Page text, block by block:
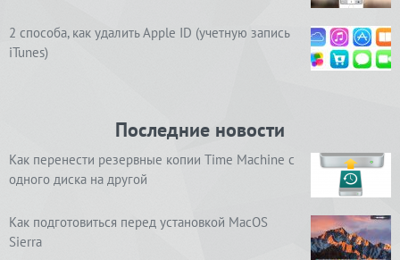
2 способа, как удалить Apple ID (учетную запись
iTunes)
Последние новости
Как перенести резервные копии Time Machine с
одного диска на другой
Как подготовиться перед установкой MacOS
Sierra